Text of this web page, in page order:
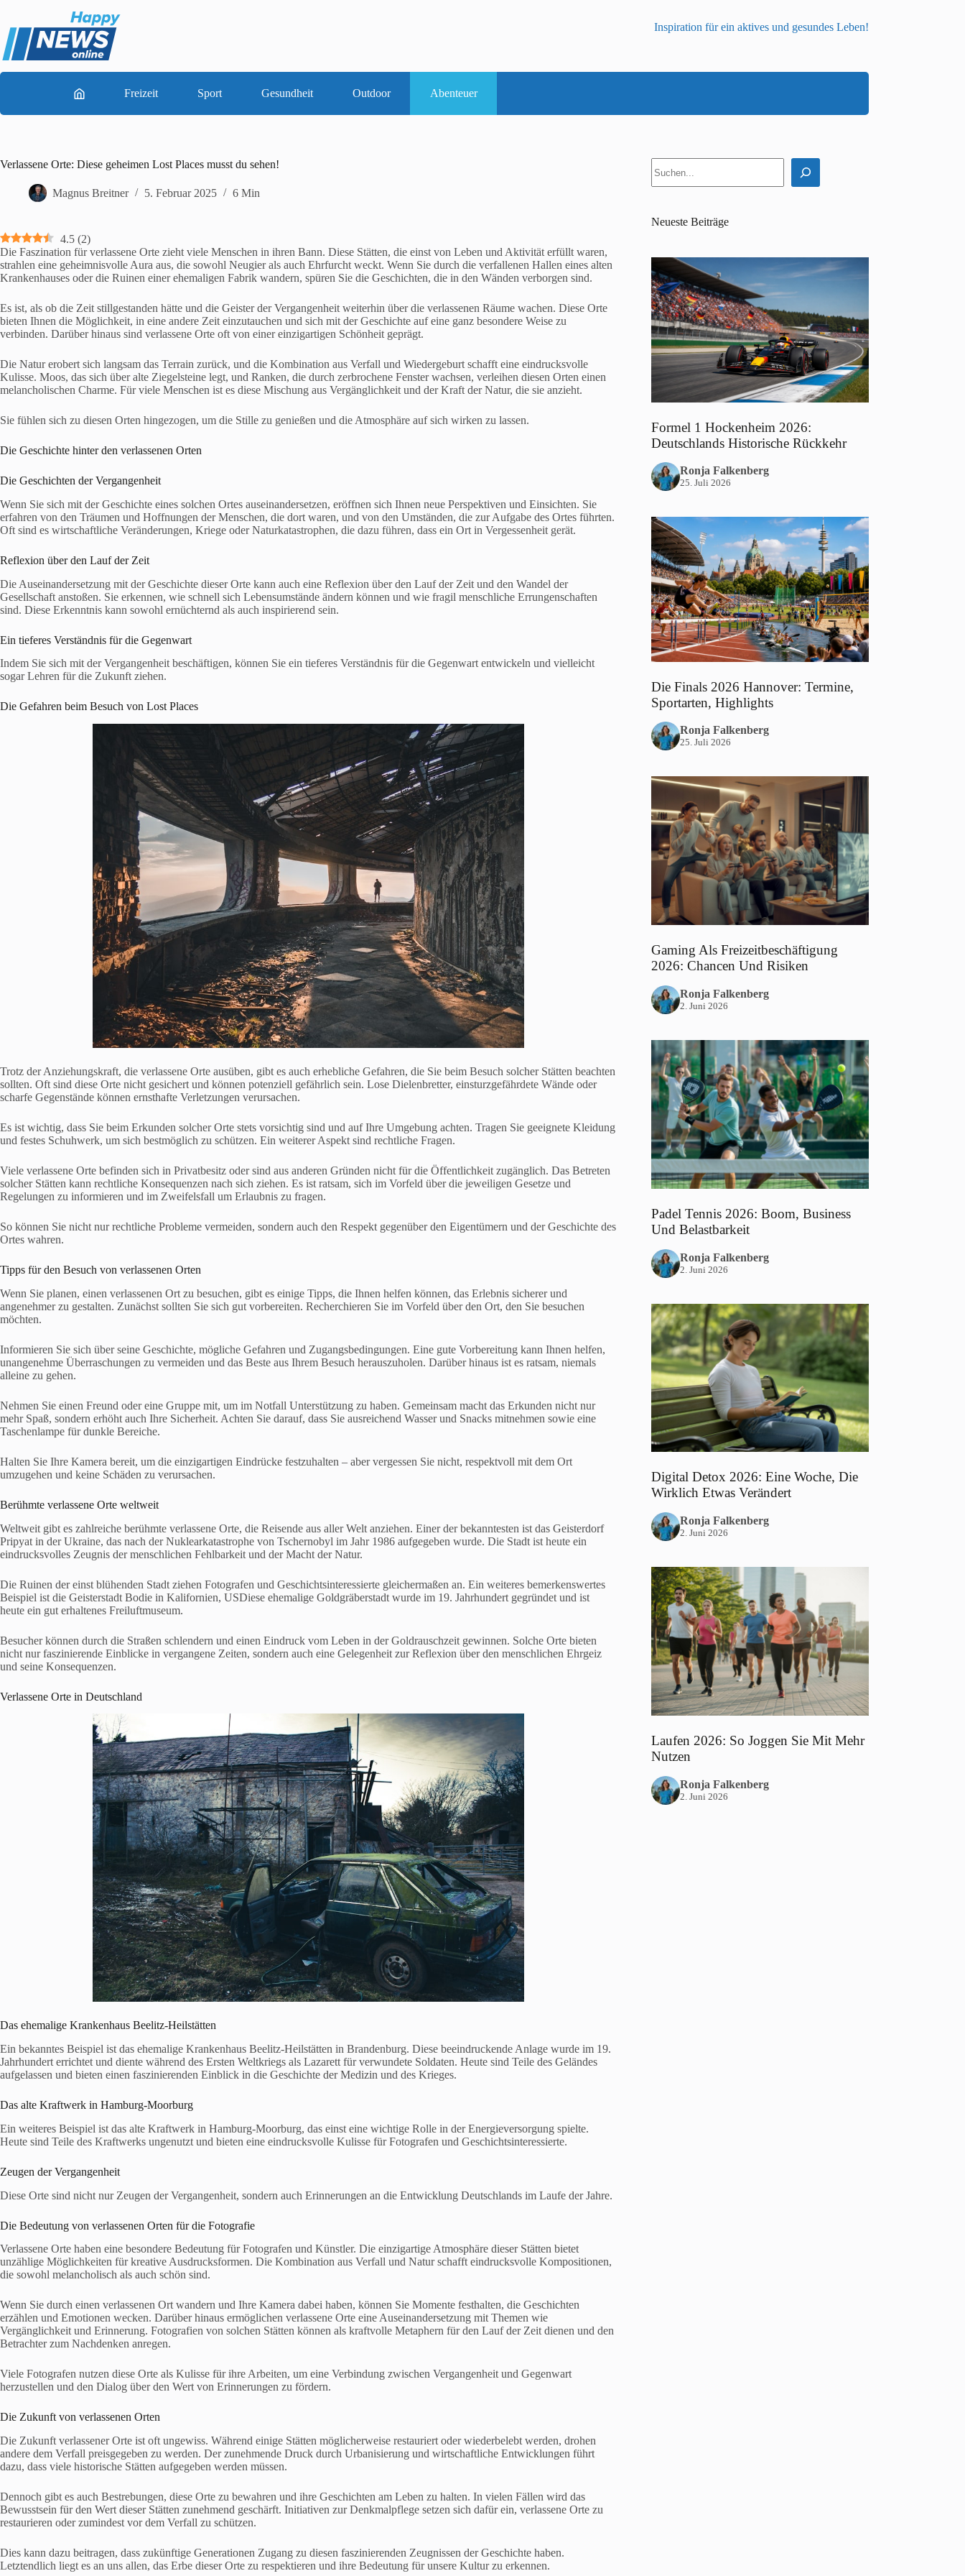
springen
Inspiration für ein aktives und gesundes Leben!
Freizeit Sport Gesundheit Outdoor Abenteuer
Verlassene Orte: Diese geheimen Lost Places musst du sehen!
Magnus Breitner 5. Februar 2025 6 Min
4.5 (2)
Die Faszination für verlassene Orte zieht viele Menschen in ihren Bann. Diese Stätten, die einst von Leben und Aktivität erfüllt waren,
strahlen eine geheimnisvolle Aura aus, die sowohl Neugier als auch Ehrfurcht weckt. Wenn Sie durch die verfallenen Hallen eines alten
Krankenhauses oder die Ruinen einer ehemaligen Fabrik wandern, spüren Sie die Geschichten, die in den Wänden verborgen sind.
Es ist, als ob die Zeit stillgestanden hätte und die Geister der Vergangenheit weiterhin über die verlassenen Räume wachen. Diese Orte
bieten Ihnen die Möglichkeit, in eine andere Zeit einzutauchen und sich mit der Geschichte auf eine ganz besondere Weise zu
verbinden. Darüber hinaus sind verlassene Orte oft von einer einzigartigen Schönheit geprägt.
Die Natur erobert sich langsam das Terrain zurück, und die Kombination aus Verfall und Wiedergeburt schafft eine eindrucksvolle
Kulisse. Moos, das sich über alte Ziegelsteine legt, und Ranken, die durch zerbrochene Fenster wachsen, verleihen diesen Orten einen
melancholischen Charme. Für viele Menschen ist es diese Mischung aus Vergänglichkeit und der Kraft der Natur, die sie anzieht.
Sie fühlen sich zu diesen Orten hingezogen, um die Stille zu genießen und die Atmosphäre auf sich wirken zu lassen.
Die Geschichte hinter den verlassenen Orten
Die Geschichten der Vergangenheit
Wenn Sie sich mit der Geschichte eines solchen Ortes auseinandersetzen, eröffnen sich Ihnen neue Perspektiven und Einsichten. Sie
erfahren von den Träumen und Hoffnungen der Menschen, die dort waren, und von den Umständen, die zur Aufgabe des Ortes führten.
Oft sind es wirtschaftliche Veränderungen, Kriege oder Naturkatastrophen, die dazu führen, dass ein Ort in Vergessenheit gerät.
Reflexion über den Lauf der Zeit
Die Auseinandersetzung mit der Geschichte dieser Orte kann auch eine Reflexion über den Lauf der Zeit und den Wandel der
Gesellschaft anstoßen. Sie erkennen, wie schnell sich Lebensumstände ändern können und wie fragil menschliche Errungenschaften
sind. Diese Erkenntnis kann sowohl ernüchternd als auch inspirierend sein.
Ein tieferes Verständnis für die Gegenwart
Indem Sie sich mit der Vergangenheit beschäftigen, können Sie ein tieferes Verständnis für die Gegenwart entwickeln und vielleicht
sogar Lehren für die Zukunft ziehen.
Die Gefahren beim Besuch von Lost Places
Trotz der Anziehungskraft, die verlassene Orte ausüben, gibt es auch erhebliche Gefahren, die Sie beim Besuch solcher Stätten beachten
sollten. Oft sind diese Orte nicht gesichert und können potenziell gefährlich sein. Lose Dielenbretter, einsturzgefährdete Wände oder
scharfe Gegenstände können ernsthafte Verletzungen verursachen.
Es ist wichtig, dass Sie beim Erkunden solcher Orte stets vorsichtig sind und auf Ihre Umgebung achten. Tragen Sie geeignete Kleidung
und festes Schuhwerk, um sich bestmöglich zu schützen. Ein weiterer Aspekt sind rechtliche Fragen.
Viele verlassene Orte befinden sich in Privatbesitz oder sind aus anderen Gründen nicht für die Öffentlichkeit zugänglich. Das Betreten
solcher Stätten kann rechtliche Konsequenzen nach sich ziehen. Es ist ratsam, sich im Vorfeld über die jeweiligen Gesetze und
Regelungen zu informieren und im Zweifelsfall um Erlaubnis zu fragen.
So können Sie nicht nur rechtliche Probleme vermeiden, sondern auch den Respekt gegenüber den Eigentümern und der Geschichte des
Ortes wahren.
Tipps für den Besuch von verlassenen Orten
Wenn Sie planen, einen verlassenen Ort zu besuchen, gibt es einige Tipps, die Ihnen helfen können, das Erlebnis sicherer und
angenehmer zu gestalten. Zunächst sollten Sie sich gut vorbereiten. Recherchieren Sie im Vorfeld über den Ort, den Sie besuchen
möchten.
Informieren Sie sich über seine Geschichte, mögliche Gefahren und Zugangsbedingungen. Eine gute Vorbereitung kann Ihnen helfen,
unangenehme Überraschungen zu vermeiden und das Beste aus Ihrem Besuch herauszuholen. Darüber hinaus ist es ratsam, niemals
alleine zu gehen.
Nehmen Sie einen Freund oder eine Gruppe mit, um im Notfall Unterstützung zu haben. Gemeinsam macht das Erkunden nicht nur
mehr Spaß, sondern erhöht auch Ihre Sicherheit. Achten Sie darauf, dass Sie ausreichend Wasser und Snacks mitnehmen sowie eine
Taschenlampe für dunkle Bereiche.
Halten Sie Ihre Kamera bereit, um die einzigartigen Eindrücke festzuhalten – aber vergessen Sie nicht, respektvoll mit dem Ort
umzugehen und keine Schäden zu verursachen.
Berühmte verlassene Orte weltweit
Weltweit gibt es zahlreiche berühmte verlassene Orte, die Reisende aus aller Welt anziehen. Einer der bekanntesten ist das Geisterdorf
Pripyat in der Ukraine, das nach der Nuklearkatastrophe von Tschernobyl im Jahr 1986 aufgegeben wurde. Die Stadt ist heute ein
eindrucksvolles Zeugnis der menschlichen Fehlbarkeit und der Macht der Natur.
Die Ruinen der einst blühenden Stadt ziehen Fotografen und Geschichtsinteressierte gleichermaßen an. Ein weiteres bemerkenswertes
Beispiel ist die Geisterstadt Bodie in Kalifornien, USDiese ehemalige Goldgräberstadt wurde im 19. Jahrhundert gegründet und ist
heute ein gut erhaltenes Freiluftmuseum.
Besucher können durch die Straßen schlendern und einen Eindruck vom Leben in der Goldrauschzeit gewinnen. Solche Orte bieten
nicht nur faszinierende Einblicke in vergangene Zeiten, sondern auch eine Gelegenheit zur Reflexion über den menschlichen Ehrgeiz
und seine Konsequenzen.
Verlassene Orte in Deutschland
Das ehemalige Krankenhaus Beelitz-Heilstätten
Ein bekanntes Beispiel ist das ehemalige Krankenhaus Beelitz-Heilstätten in Brandenburg. Diese beeindruckende Anlage wurde im 19.
Jahrhundert errichtet und diente während des Ersten Weltkriegs als Lazarett für verwundete Soldaten. Heute sind Teile des Geländes
aufgelassen und bieten einen faszinierenden Einblick in die Geschichte der Medizin und des Krieges.
Das alte Kraftwerk in Hamburg-Moorburg
Ein weiteres Beispiel ist das alte Kraftwerk in Hamburg-Moorburg, das einst eine wichtige Rolle in der Energieversorgung spielte.
Heute sind Teile des Kraftwerks ungenutzt und bieten eine eindrucksvolle Kulisse für Fotografen und Geschichtsinteressierte.
Zeugen der Vergangenheit
Diese Orte sind nicht nur Zeugen der Vergangenheit, sondern auch Erinnerungen an die Entwicklung Deutschlands im Laufe der Jahre.
Die Bedeutung von verlassenen Orten für die Fotografie
Verlassene Orte haben eine besondere Bedeutung für Fotografen und Künstler. Die einzigartige Atmosphäre dieser Stätten bietet
unzählige Möglichkeiten für kreative Ausdrucksformen. Die Kombination aus Verfall und Natur schafft eindrucksvolle Kompositionen,
die sowohl melancholisch als auch schön sind.
Wenn Sie durch einen verlassenen Ort wandern und Ihre Kamera dabei haben, können Sie Momente festhalten, die Geschichten
erzählen und Emotionen wecken. Darüber hinaus ermöglichen verlassene Orte eine Auseinandersetzung mit Themen wie
Vergänglichkeit und Erinnerung. Fotografien von solchen Stätten können als kraftvolle Metaphern für den Lauf der Zeit dienen und den
Betrachter zum Nachdenken anregen.
Viele Fotografen nutzen diese Orte als Kulisse für ihre Arbeiten, um eine Verbindung zwischen Vergangenheit und Gegenwart
herzustellen und den Dialog über den Wert von Erinnerungen zu fördern.
Die Zukunft von verlassenen Orten
Die Zukunft verlassener Orte ist oft ungewiss. Während einige Stätten möglicherweise restauriert oder wiederbelebt werden, drohen
andere dem Verfall preisgegeben zu werden. Der zunehmende Druck durch Urbanisierung und wirtschaftliche Entwicklungen führt
dazu, dass viele historische Stätten aufgegeben werden müssen.
Dennoch gibt es auch Bestrebungen, diese Orte zu bewahren und ihre Geschichten am Leben zu halten. In vielen Fällen wird das
Bewusstsein für den Wert dieser Stätten zunehmend geschärft. Initiativen zur Denkmalpflege setzen sich dafür ein, verlassene Orte zu
restaurieren oder zumindest vor dem Verfall zu schützen.
Dies kann dazu beitragen, dass zukünftige Generationen Zugang zu diesen faszinierenden Zeugnissen der Geschichte haben.
Letztendlich liegt es an uns allen, das Erbe dieser Orte zu respektieren und ihre Bedeutung für unsere Kultur zu erkennen.
Neueste Beiträge
Formel 1 Hockenheim 2026:
Deutschlands Historische Rückkehr
Ronja Falkenberg
25. Juli 2026
Die Finals 2026 Hannover: Termine,
Sportarten, Highlights
Ronja Falkenberg
25. Juli 2026
Gaming Als Freizeitbeschäftigung
2026: Chancen Und Risiken
Ronja Falkenberg
2. Juni 2026
Padel Tennis 2026: Boom, Business
Und Belastbarkeit
Ronja Falkenberg
2. Juni 2026
Digital Detox 2026: Eine Woche, Die
Wirklich Etwas Verändert
Ronja Falkenberg
2. Juni 2026
Laufen 2026: So Joggen Sie Mit Mehr
Nutzen
Ronja Falkenberg
2. Juni 2026